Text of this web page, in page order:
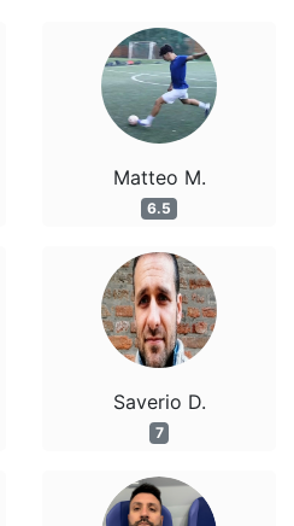
Matteo M.
6.5
Saverio D.
7